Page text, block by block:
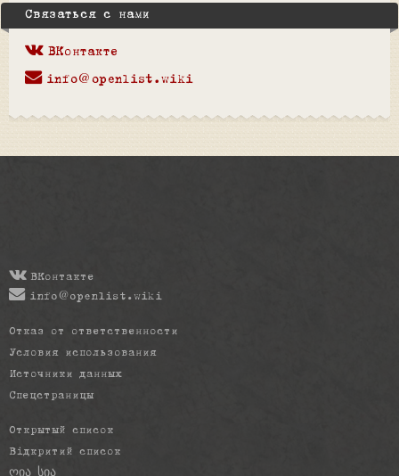
Связаться с нами
ВКонтакте
info@openlist.wiki
ВКонтакте
info@openlist.wiki
Отказ от ответственности
Условия использования
Источники данных
Спецстраницы
Открытый список
Відкритий список
ღია სია